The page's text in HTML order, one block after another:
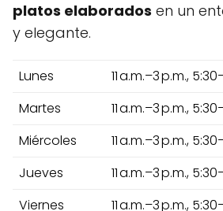
platos elaborados en un
y elegante.
Lunes
11 a.m.–3 p.m.,
Martes
11 a.m.–3 p.m.,
Miércoles
11 a.m.–3 p.m.,
Jueves
11 a.m.–3 p.m.,
Viernes
11 a.m.–3 p.m.,